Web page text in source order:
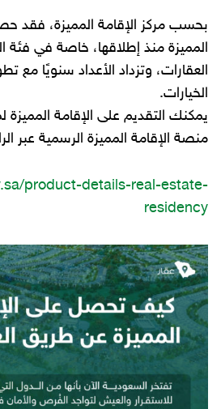
بحسب مركز الإقامة المميزة، فقد
المميزة منذ إطلاقها، خاصة في فئة
العقارات، وتزداد الأعداد سنويًا مع
الخيارات.
يمكنك التقديم على الإقامة
منصة الإقامة المميزة الرسمية عبر
product-details-real-estate-
residency